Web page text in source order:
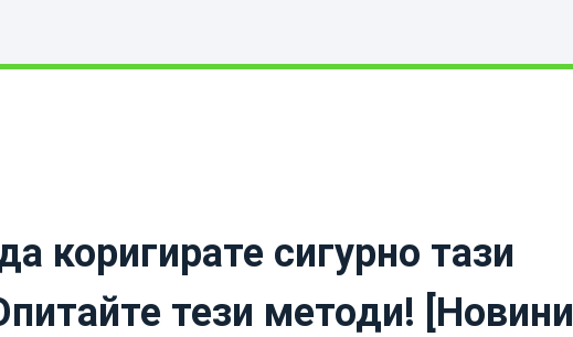
коригирате сигурно тази
тези методи! [Новини